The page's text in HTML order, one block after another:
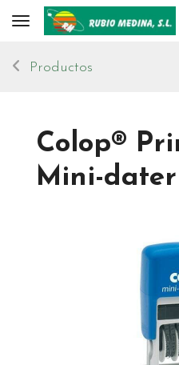
Toggle navigation
Productos
Colop®
Mini-dater